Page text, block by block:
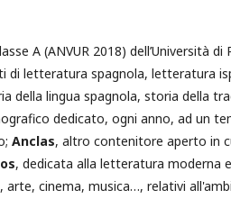
A (ANVUR 2018) dell’Università
di letteratura spagnola, letteratura
della lingua spagnola, storia della
dedicato, ogni anno, ad un
Anclas, altro contenitore aperto in
, dedicata alla letteratura moderna
arte, cinema, musica…, relativi